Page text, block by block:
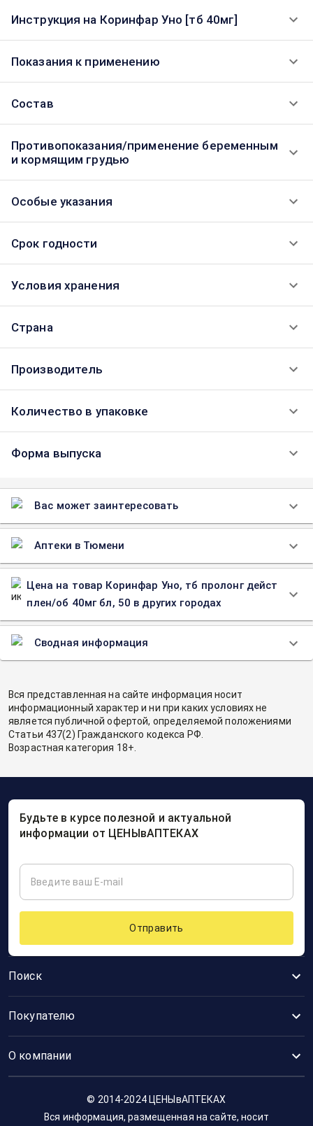
Инструкция на Коринфар Уно [тб 40мг]
Показания к применению
Состав
Противопоказания/применение беременным
и кормящим грудью
Особые указания
Срок годности
Условия хранения
Страна
Производитель
Количество в упаковке
Форма выпуска
Вас может заинтересовать
Аптеки в Тюмени
Цена на товар Коринфар Уно, тб пролонг дейст
плен/об 40мг бл, 50 в других городах
Сводная информация
Вся представленная на сайте информация носит
информационный характер и ни при каких условиях не
является публичной офертой, определяемой положениями
Статьи 437(2) Гражданского кодекса РФ.
Возрастная категория 18+.
Поиск
Покупателю
О компании
Будьте в курсе полезной и актуальной
информации от ЦЕНЫвАПТЕКАХ
Отправить
© 2014-2024 ЦЕНЫвАПТЕКАХ
Вся информация, размещенная на сайте, носит